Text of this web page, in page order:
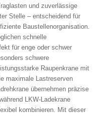
und zuverlässige
Stelle – entscheidend für
Baustellenorganisation.
schnelle
für enge oder schwer
schwere
Raupenkrane mit
maximale Lastreserven
übernehmen präzise
LKW-Ladekrane
kombinieren. Mit dieser